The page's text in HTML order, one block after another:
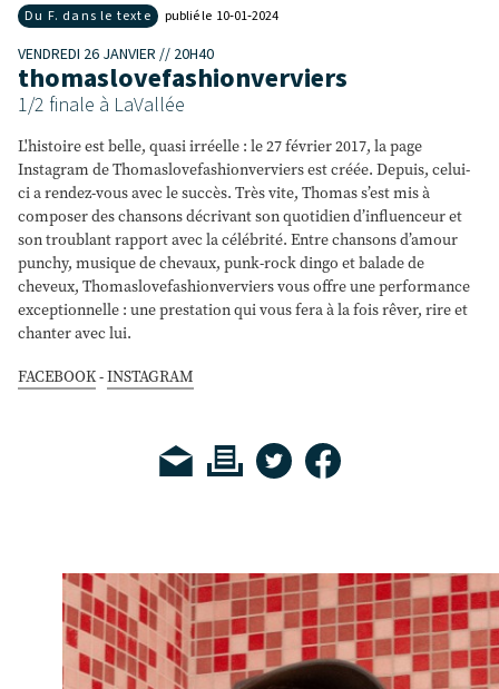
Du F. dans le texte publié le 10‑01‑2024
VENDREDI 26 JANVIER // 20H40
thomaslovefashionverviers
1/2 finale à LaVallée
L'histoire est belle, quasi irréelle : le 27 février 2017, la page
Instagram de Thomaslovefashionverviers est créée. Depuis, celui-
ci a rendez-vous avec le succès. Très vite, Thomas s’est mis à
composer des chansons décrivant son quotidien d’influenceur et
son troublant rapport avec la célébrité. Entre chansons d’amour
punchy, musique de chevaux, punk-rock dingo et balade de
cheveux, Thomaslovefashionverviers vous offre une performance
exceptionnelle : une prestation qui vous fera à la fois rêver, rire et
chanter avec lui.
FACEBOOK-INSTAGRAM